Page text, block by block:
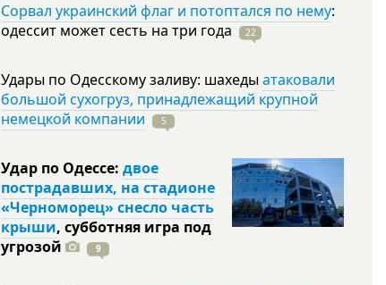
Сорвал украинский флаг и потоптался по нему:
одессит может сесть на три года 22
Удары по Одесскому заливу: шахеды атаковали
большой сухогруз, принадлежащий крупной
немецкой компании
5
Удар по Одессе: двое
пострадавших, на стадионе
«Черноморец» снесло часть
крыши, субботняя игра под
угрозой
9